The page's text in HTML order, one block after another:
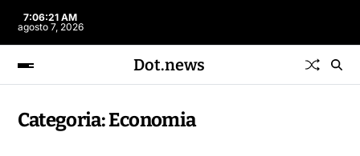
7:06:22 AM
agosto 7, 2026
Dot.news
Categoria:Economia